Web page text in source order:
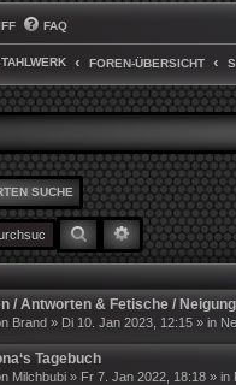
FAQ
FOREN-ÜBERSICHT
SUCHE
SUCHE ERWEITERTE
/ Antworten & Fetische /
Brand » Di 10. Jan 2023, 12:15 » in
Tagebuch
Milchbubi » Fr 7. Jan 2022, 18:18 » in